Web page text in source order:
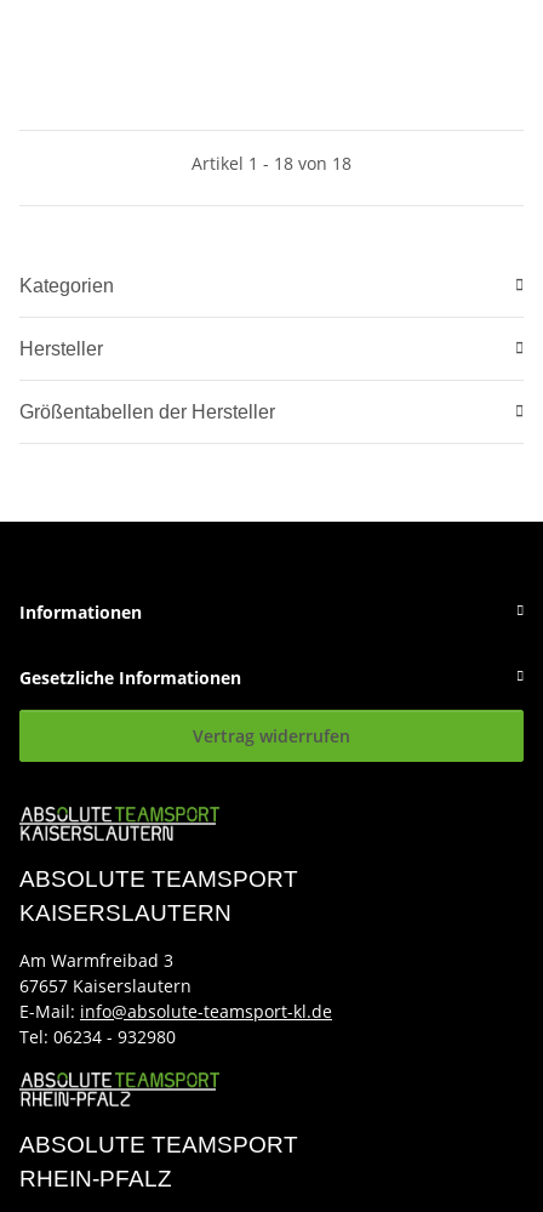
Artikel 1 - 18 von 18
Kategorien
Hersteller
Größentabellen der Hersteller
Informationen
Gesetzliche Informationen
Vertrag widerrufen
ABSOLUTE TEAMSPORT
KAISERSLAUTERN
Am Warmfreibad 3
67657 Kaiserslautern
E-Mail: info@absolute-teamsport-kl.de
Tel: 06234 - 932980
ABSOLUTE TEAMSPORT
RHEIN-PFALZ